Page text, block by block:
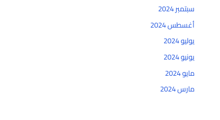
سبتمبر 2024
أغسطس 2024
يوليو 2024
يونيو 2024
مايو 2024
مارس 2024